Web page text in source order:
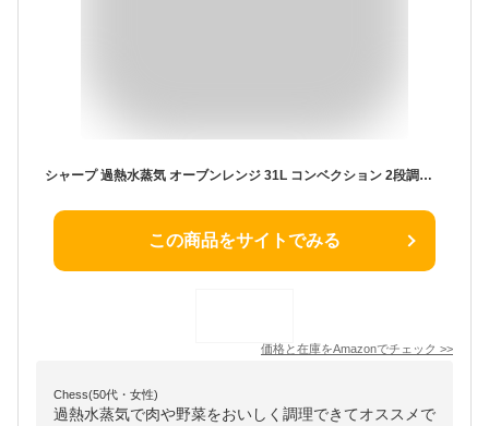
シャープ 過熱水蒸気 オーブンレンジ 31L コンベクション 2段調理 ホワイト RE-SS10-XW
この商品をサイトでみる
価格と在庫をAmazonでチェック >>
Chess(50代・女性)
過熱水蒸気で肉や野菜をおいしく調理できてオススメで